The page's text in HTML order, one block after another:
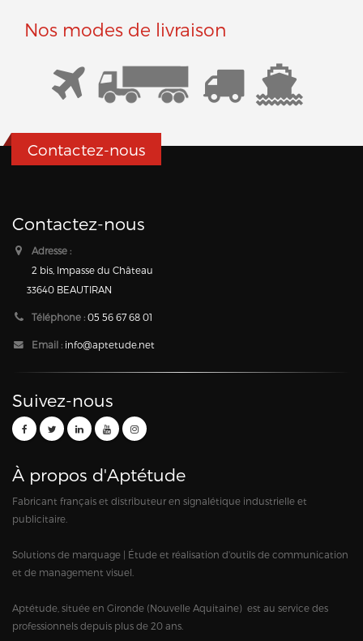
Nos modes de livraison
Contactez-nous
Contactez-nous
Adresse :
2 bis, Impasse du Château
33640 BEAUTIRAN
Téléphone : 05 56 67 68 01
Email : info@aptetude.net
Suivez-nous
À propos d'Aptétude
Fabricant français et distributeur en signalétique industrielle et
publicitaire.
Solutions de marquage | Étude et réalisation d'outils de communication
et de management visuel.
Aptétude, située en Gironde (Nouvelle Aquitaine) est au service des
professionnels depuis plus de 20 ans.